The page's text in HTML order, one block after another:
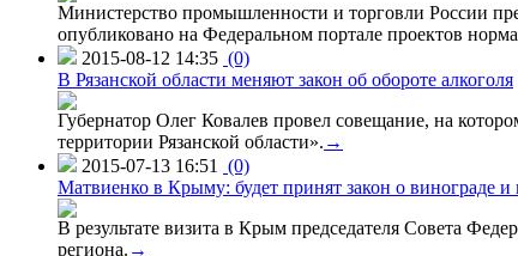
Министерство промышленности и торговли России
опубликовано на Федеральном портале проектов
2015-08-12 14:35 (0)
В Рязанской области меняют закон об обороте алкоголя
Губернатор Олег Ковалев провел совещание, на
территории Рязанской области». →
2015-07-13 16:51
(0)
Матвиенко в Крыму: будет принят закон о винограде и
В результате визита в Крым председателя Совета
региона. →